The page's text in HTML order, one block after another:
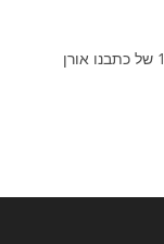
. כתבות ספורט מוטורי ופורמולה 1 של כתבנו אורן